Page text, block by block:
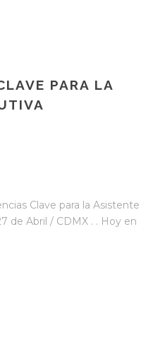
PARA LA
Clave para la Asistente
de Abril / CDMX . . Hoy en